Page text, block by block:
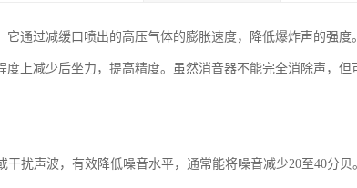
通过减缓口喷出的高压气体的膨胀速度，降低爆炸声的强度
上减少后坐力，提高精度。虽然消音器不能完全消除声，
扰声波，有效降低噪音水平，通常能将噪音减少20至40分贝